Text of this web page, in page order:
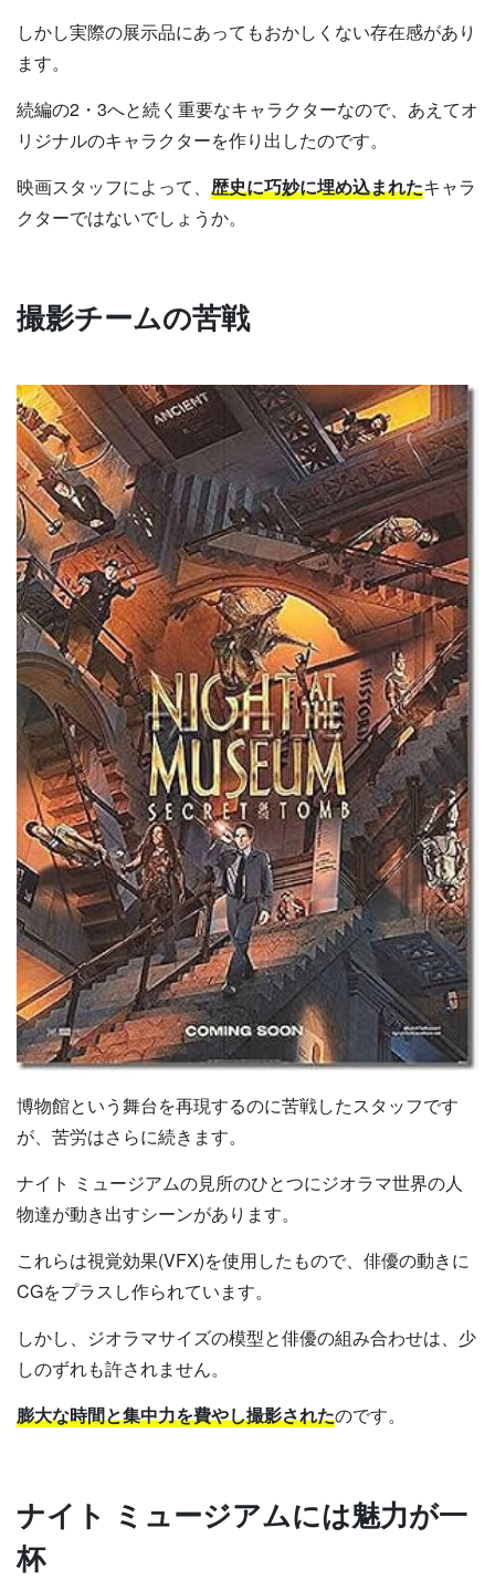
しかし実際の展示品にあってもおかしくない存在感があり
ます。
続編の2・3へと続く重要なキャラクターなので、あえてオ
リジナルのキャラクターを作り出したのです。
映画スタッフによって、 歴史に巧妙に埋め込まれたキャラ
クターではないでしょうか。
撮影チームの苦戦
博物館という舞台を再現するのに苦戦したスタッフです
が、苦労はさらに続きます。
ナイト ミュージアムの見所のひとつにジオラマ世界の人
物達が動き出すシーンがあります。
これらは視覚効果(VFX)を使用したもので、俳優の動きに
CGをプラスし作られています。
しかし、ジオラマサイズの模型と俳優の組み合わせは、少
しのずれも許されません。
膨大な時間と集中力を費やし撮影されたのです。
ナイト ミュージアムには魅力が一
杯